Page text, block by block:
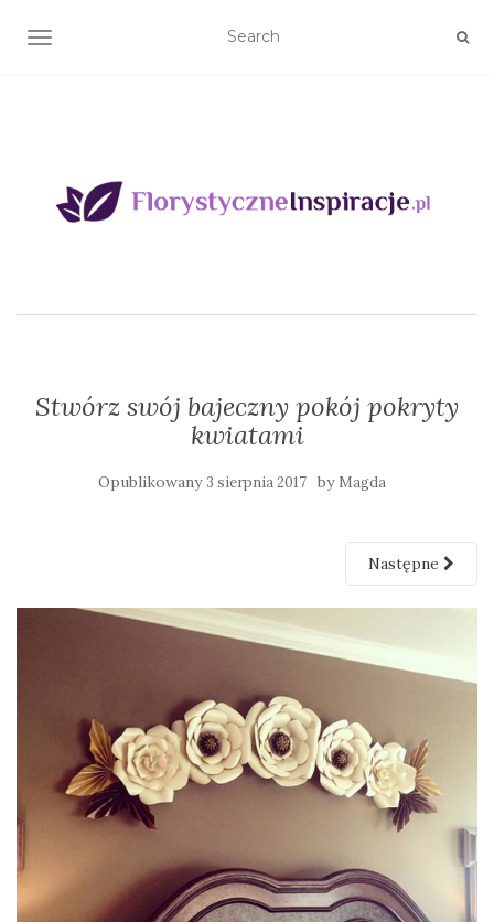
TOGGLE NAVIGATION
Stwórz swój bajeczny pokój pokryty
kwiatami
Opublikowany 3 sierpnia 2017 by Magda
Następne